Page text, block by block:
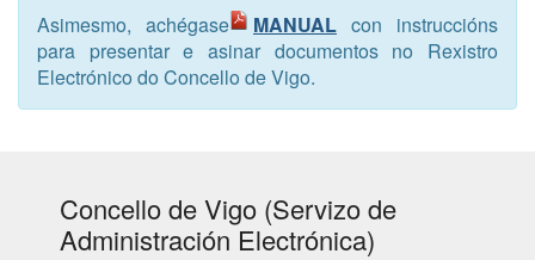
Asimesmo, achégase
MANUAL con instruccións
para presentar e asinar documentos no Rexistro
Electrónico do Concello de Vigo.
Concello de Vigo (Servizo de
Administración Electrónica)